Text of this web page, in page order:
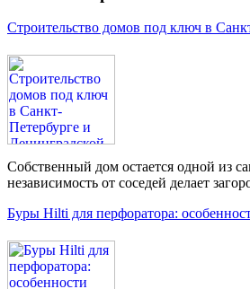
Строительство домов под ключ в
Собственный дом остается одной из
независимость от соседей делает
Буры Hilti для перфоратора: